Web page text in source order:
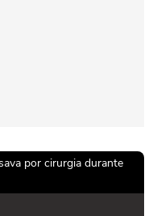
por cirurgia durante